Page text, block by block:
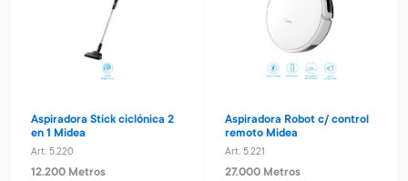
Aspiradora Stick ciclónica 2
en 1 Midea
Art. 5.220
12.200 Metros
Aspiradora Robot c/ control
remoto Midea
Art. 5.221
27.000 Metros